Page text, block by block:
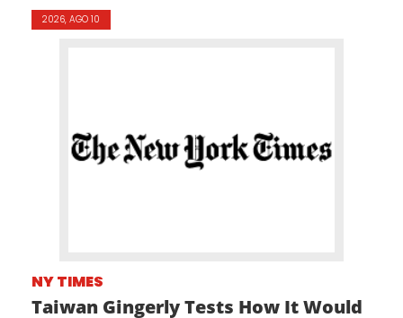
2026, AGO 10
NY TIMES
Taiwan Gingerly Tests How It Would